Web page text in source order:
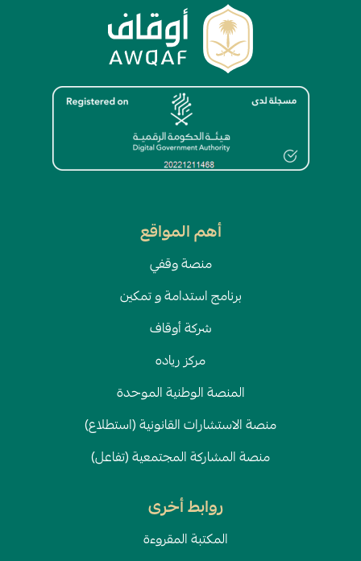
أهم المواقع
منصة وقفي
برنامج استدامة و تمكين
شركة أوقاف
مركز رياده
المنصة الوطنية الموحدة
منصة الاستشارات القانونية (استطلاع)
منصة المشاركة المجتمعية (تفاعل)
روابط أخرى
المكتبة المقروءة